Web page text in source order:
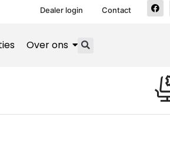
Dealer login Contact
Over ons